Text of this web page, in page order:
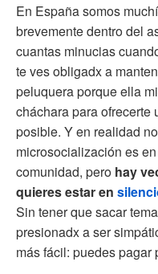
En España somos
brevemente dentro del
cuantas minucias
te ves obligadx a
peluquera porque ella
cháchara para ofrecerte
posible. Y en realidad
microsocialización es
comunidad, pero hay
quieres estar en
Sin tener que sacar
presionadx a ser
más fácil: puedes pagar